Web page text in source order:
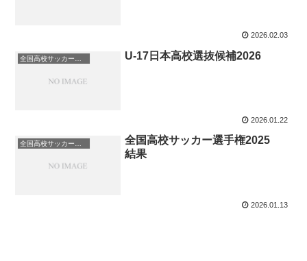
2026.02.03
U-17日本高校選抜候補2026
2026.01.22
全国高校サッカー選手権2025
結果
2026.01.13